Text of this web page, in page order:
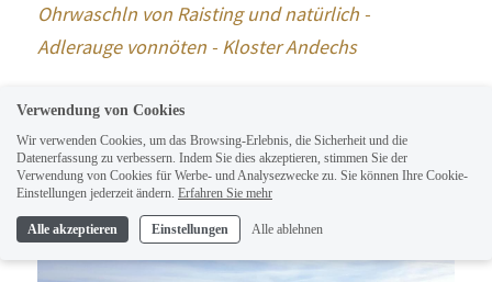
Ohrwaschln von Raisting und natürlich -
Adlerauge vonnöten - Kloster Andechs
Südosten, Süden und Südwestenist eine Schau.
Verwendung von Cookies
Wir verwenden Cookies, um das Browsing-Erlebnis, die Sicherheit und die
Datenerfassung zu verbessern. Indem Sie dies akzeptieren, stimmen Sie der
Verwendung von Cookies für Werbe- und Analysezwecke zu. Sie können Ihre Cookie-
Einstellungen jederzeit ändern. Erfahren Sie mehr
Alle akzeptieren Einstellungen Alle ablehnen